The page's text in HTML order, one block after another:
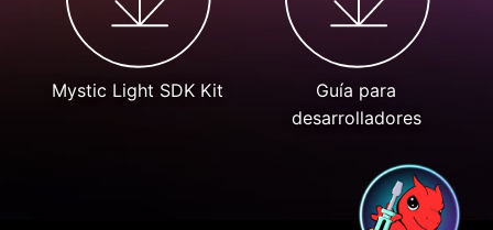
Mystic Light SDK Kit
Guía para
desarrolladores